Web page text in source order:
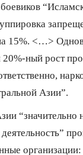
15%. <…>
ный рост
Азии”.
“значительно